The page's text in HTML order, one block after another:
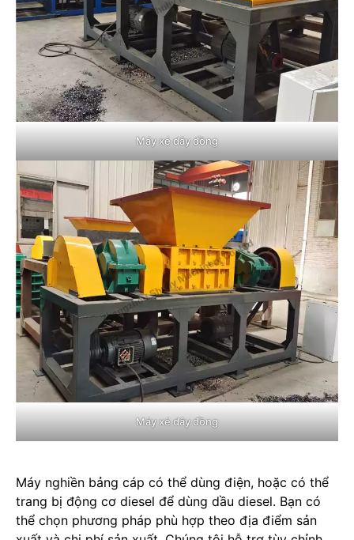
Máy xé dây đồng
Máy xé dây đồng
Máy nghiền bảng cáp có thể dùng điện, hoặc có thể
trang bị động cơ diesel để dùng dầu diesel. Bạn có
thể chọn phương pháp phù hợp theo địa điểm sản